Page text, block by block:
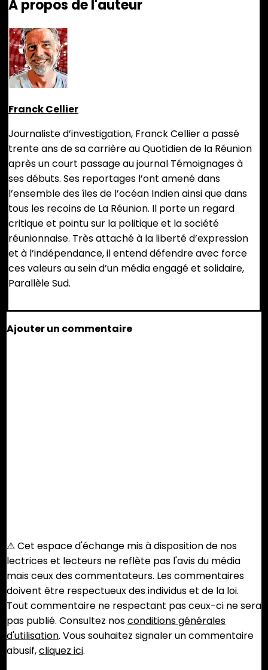
Émeline
Fait
Adopter
Une
Loi
Pour
Préserver
Le
Patrimoine
Retraités
Pauvres
A propos de l'auteur
Franck Cellier
Journaliste d’investigation, Franck Cellier a passé
trente ans de sa carrière au Quotidien de la Réunion
après un court passage au journal Témoignages à
ses débuts. Ses reportages l’ont amené dans
l’ensemble des îles de l’océan Indien ainsi que dans
tous les recoins de La Réunion. Il porte un regard
critique et pointu sur la politique et la société
réunionnaise. Très attaché à la liberté d’expression
et à l’indépendance, il entend défendre avec force
ces valeurs au sein d’un média engagé et solidaire,
Parallèle Sud.
Ajouter un commentaire
⚠︎ Cet espace d'échange mis à disposition de nos
lectrices et lecteurs ne reflète pas l'avis du média
mais ceux des commentateurs. Les commentaires
doivent être respectueux des individus et de la loi.
Tout commentaire ne respectant pas ceux-ci ne sera
pas publié. Consultez nosconditions générales
d'utilisation. Vous souhaitez signaler un commentaire
abusif,cliquez ici.